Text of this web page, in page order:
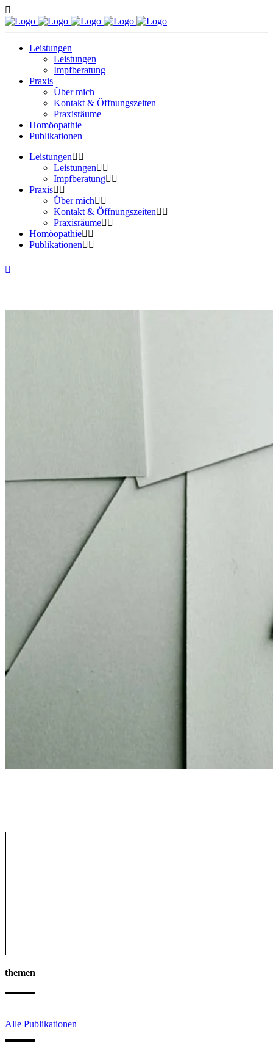
Leistungen
Leistungen
Impfberatung
Praxis
Über mich
Kontakt & Öffnungszeiten
Praxisräume
Homöopathie
Publikationen
Leistungen
Leistungen
Impfberatung
Praxis
Über mich
Kontakt & Öffnungszeiten
Praxisräume
Homöopathie
Publikationen
themen
Alle Publikationen